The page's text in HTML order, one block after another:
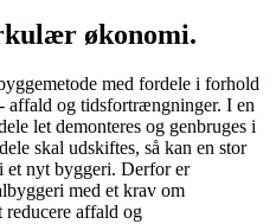
økonomi.
med fordele i forhold
affald og tidsfortrængninger. I en
let demonteres og genbruges i
skal udskiftes, så kan en stor
et nyt byggeri. Derfor er
med et krav om
affald og